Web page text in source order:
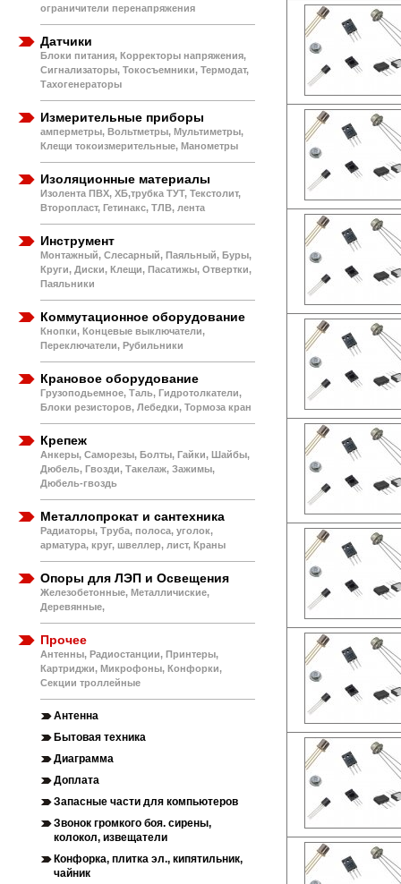
ограничители перенапряжения
Датчики
Блоки питания, Корректоры напряжения,
Сигнализаторы, Токосъемники, Термодат,
Тахогенераторы
Измерительные приборы
амперметры, Вольтметры, Мультиметры,
Клещи токоизмерительные, Манометры
Изоляционные материалы
Изолента ПВХ, ХБ,трубка ТУТ, Текстолит,
Второпласт, Гетинакс, ТЛВ, лента
Инструмент
Монтажный, Слесарный, Паяльный, Буры,
Круги, Диски, Клещи, Пасатижы, Отвертки,
Паяльники
Коммутационное оборудование
Кнопки, Концевые выключатели,
Переключатели, Рубильники
Крановое оборудование
Грузоподьемное, Таль, Гидротолкатели,
Блоки резисторов, Лебедки, Тормоза кран
Крепеж
Анкеры, Саморезы, Болты, Гайки, Шайбы,
Дюбель, Гвозди, Такелаж, Зажимы,
Дюбель-гвоздь
Металлопрокат и сантехника
Радиаторы, Труба, полоса, уголок,
арматура, круг, швеллер, лист, Краны
Опоры для ЛЭП и Освещения
Железобетонные, Металличиские,
Деревянные,
Прочее
Антенны, Радиостанции, Принтеры,
Картриджи, Микрофоны, Конфорки,
Секции троллейные
Антенна
Бытовая техника
Диаграмма
Доплата
Запасные части для компьютеров
Звонок громкого боя. сирены,
колокол, извещатели
Конфорка, плитка эл., кипятильник,
чайник